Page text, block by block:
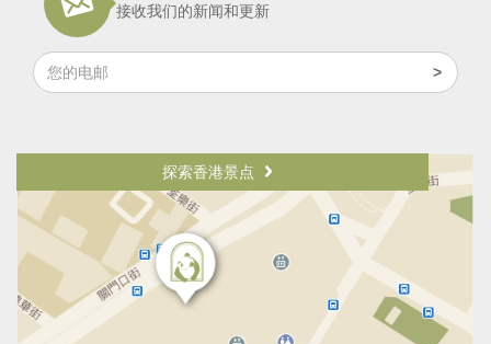
接收我们的新闻和更新
探索香港景点